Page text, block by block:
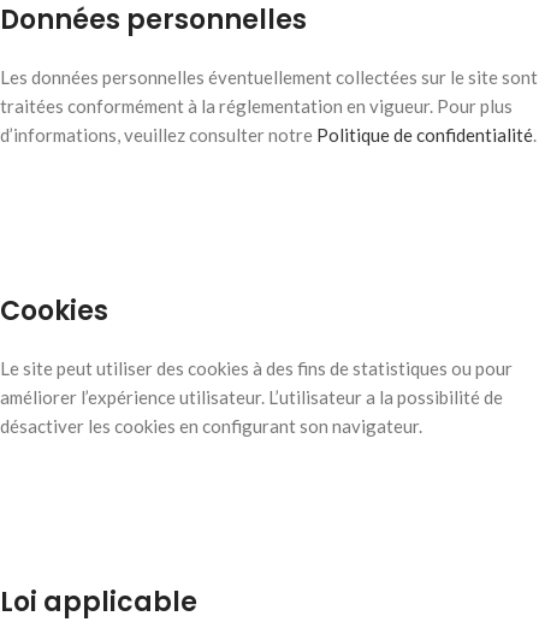
Données personnelles
Les données personnelles éventuellement collectées sur le site sont
traitées conformément à la réglementation en vigueur. Pour plus
d’informations, veuillez consulter notre Politique de confidentialité.
Cookies
Le site peut utiliser des cookies à des fins de statistiques ou pour
améliorer l’expérience utilisateur. L’utilisateur a la possibilité de
désactiver les cookies en configurant son navigateur.
Loi applicable